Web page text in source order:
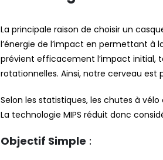
La principale raison de choisir un
l’énergie de l’impact en permettant
prévient efficacement l’impact initial,
rotationnelles. Ainsi, notre cerveau
Selon les statistiques, les chutes à
La technologie MIPS réduit donc
Objectif Simple :